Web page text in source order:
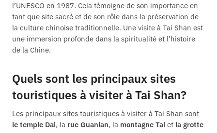
l’UNESCO en 1987. Cela témoigne de son importance en
tant que site sacré et de son rôle dans la préservation de
la culture chinoise traditionnelle. Une visite à Tai Shan est
une immersion profonde dans la spiritualité et l’histoire
de la Chine.
Quels sont les principaux sites
touristiques à visiter à Tai Shan?
Les principaux sites touristiques à visiter à Tai Shan sont
le temple Dai, la rue Guanlan, la montagne Tai et la grotte